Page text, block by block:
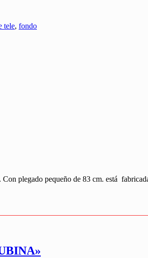
tele, fondo
plegado pequeño de 83 cm. está